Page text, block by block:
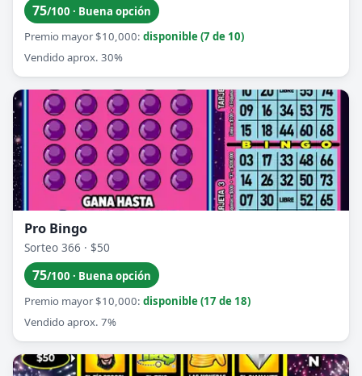
75/100 · Buena opción
Premio mayor $10,000: disponible (7 de 10)
Vendido aprox. 30%
Pro Bingo
Sorteo 366 · $50
75/100 · Buena opción
Premio mayor $10,000: disponible (17 de 18)
Vendido aprox. 7%